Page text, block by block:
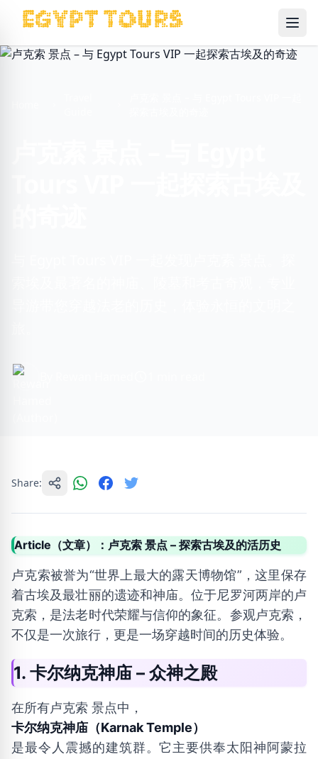
Share:
Article（文章）：卢克索 景点 – 探索古埃及的活历史
卢克索被誉为“世界上最大的露天博物馆”，这里保存
着古埃及最壮丽的遗迹和神庙。位于尼罗河两岸的卢
克索，是法老时代荣耀与信仰的象征。参观卢克索，
不仅是一次旅行，更是一场穿越时间的历史体验。
1. 卡尔纳克神庙 – 众神之殿
在所有卢克索 景点中，
卡尔纳克神庙（Karnak Temple）
是最令人震撼的建筑群。它主要供奉太阳神阿蒙拉